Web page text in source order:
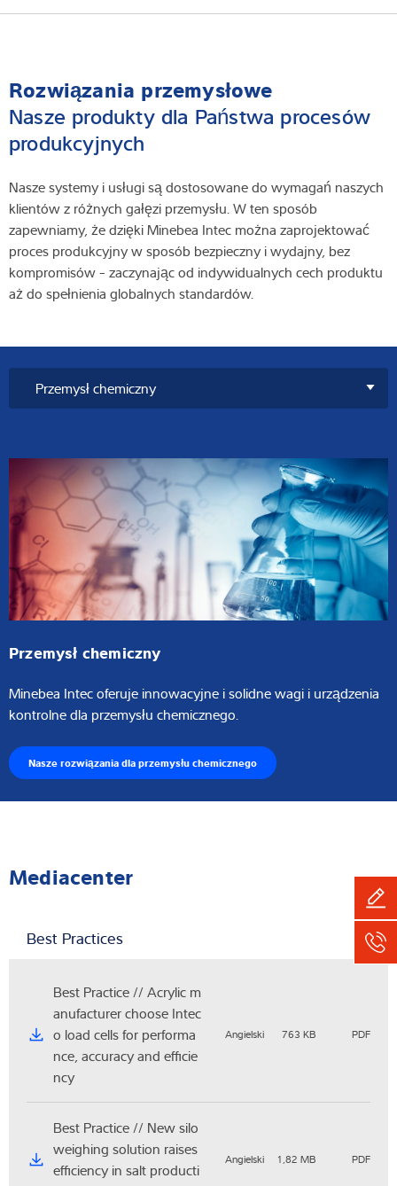
Rozwiązania przemysłowe
Nasze produkty dla Państwa procesów
produkcyjnych
Nasze systemy i usługi są dostosowane do wymagań naszych
klientów z różnych gałęzi przemysłu. W ten sposób
zapewniamy, że dzięki Minebea Intec można zaprojektować
proces produkcyjny w sposób bezpieczny i wydajny, bez
kompromisów - zaczynając od indywidualnych cech produktu
aż do spełnienia globalnych standardów.
Przemysł chemiczny​
Minebea Intec oferuje innowacyjne i solidne wagi i urządzenia
kontrolne dla przemysłu chemicznego.
Nasze rozwiązania dla przemysłu chemicznego
Mediacenter
Best Practices
Best Practice // Acrylic m
anufacturer choose Intec
o load cells for performa
nce, accuracy and efficie
ncy
Angielski 763 KB PDF
Best Practice // New silo
weighing solution raises
efficiency in salt producti
Angielski 1,82 MB PDF